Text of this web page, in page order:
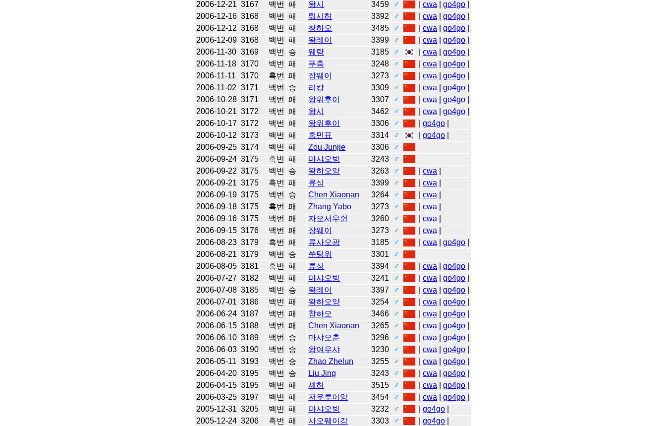
2006-12-21 3167 백번 패 왕시 3459 ♂ |cwa |go4go
2006-12-16 3168 백번 패 뤄시허 3392 ♂ |cwa |go4go
2006-12-12 3168 백번 패 창하오 3485 ♂ |cwa |go4go
2006-12-09 3168 백번 패 왕레이 3399 ♂ |cwa |go4go
2006-11-30 3169 백번 승 웨량 3185 ♂ |cwa |go4go
2006-11-18 3170 백번 패 푸충 3248 ♂ |cwa |go4go
2006-11-11
3170 흑번 패 장웨이 3273 ♂ |cwa |go4go
2006-11-02 3171 백번 승 리캉 3309 ♂ |cwa |go4go
2006-10-28 3171 백번 패 왕위후이 3307 ♂ |cwa |go4go
2006-10-21 3172 백번 패 왕시 3462 ♂ |cwa |go4go
2006-10-17 3172 백번 패 왕위후이 3306 ♂ |go4go
2006-10-12 3173 백번 패 홍민표 3314 ♂ |go4go
2006-09-25 3174 백번 패 Zou Junjie 3306
♂
2006-09-24 3175 흑번 패 마샤오빙 3243
♂
2006-09-22 3175 백번 승 왕하오양 3263 ♂ |cwa
2006-09-21 3175 흑번 패 류싱 3399 ♂ |cwa
2006-09-19 3175 백번 승 Chen Xiaonan 3264 ♂ |cwa
2006-09-18 3175 흑번 패 Zhang Yabo 3273 ♂ |cwa
2006-09-16 3175 백번 패 자오서우쉰 3260 ♂ |cwa
2006-09-15 3176 백번 패 장웨이 3273 ♂ |cwa
2006-08-23 3179 흑번 패 류사오광 3185 ♂ |cwa |go4go
2006-08-21 3179 백번 승 쑨텅위 3301
♂
2006-08-05 3181 흑번 패 류싱 3394 ♂ |cwa |go4go
2006-07-27 3182 백번 패 마샤오빙 3241 ♂ |cwa |go4go
2006-07-08 3185 백번 승 왕레이 3397 ♂ |cwa |go4go
2006-07-01 3186 백번 패 왕하오양 3254 ♂ |cwa |go4go
2006-06-24 3187 백번 패 창하오 3466 ♂ |cwa |go4go
2006-06-15 3188 백번 패 Chen Xiaonan 3265 ♂ |cwa |go4go
2006-06-10 3189 백번 승 마샤오춘 3296 ♂ |cwa |go4go
2006-06-03 3190 백번 승 왕여우샤 3230 ♂ |cwa |go4go
2006-05-11 3193 백번 승 Zhao Zhelun 3255 ♂ |cwa |go4go
2006-04-20 3195 백번 승 Liu Jing 3243 ♂ |cwa |go4go
2006-04-15 3195 백번 패 셰허 3515 ♂ |cwa |go4go
2006-03-25 3197 백번 패 저우루이양 3454 ♂ |cwa |go4go
2005-12-31 3205 백번 패 마샤오빙 3232 ♂ |go4go
2005-12-24 3206 흑번 패 사오웨이강 3303 ♂ |go4go